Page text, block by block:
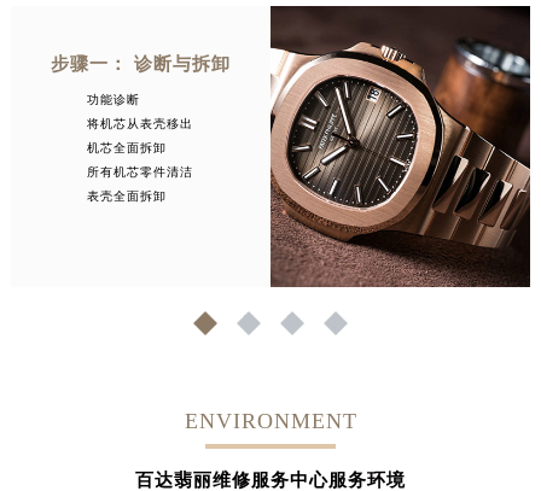
步骤一： 诊断与拆卸
功能诊断
将机芯从表壳移出
机芯全面拆卸
所有机芯零件清洁
表壳全面拆卸
1 2 3 4
ENVIRONMENT
百达翡丽维修服务中心服务环境